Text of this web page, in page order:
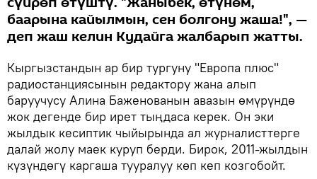
баарына кайылмын, сен болгону жаша!", —
деп жаш келин Кудайга жалбарып жатты.
Кыргызстандын ар бир тургуну "Европа плюс"
радиостанциясынын редактору жана алып
баруучусу Алина Баженованын авазын өмүрүндө
жок дегенде бир ирет тыңдаса керек. Он эки
жылдык кесиптик чыйырында ал журналисттерге
далай жолу маек куруп берди. Бирок, 2011-жылдын
күзүндөгү каргаша тууралуу көп кеп козгобойт.